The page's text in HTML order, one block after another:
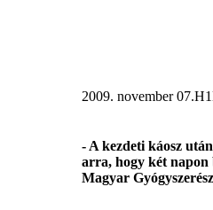
2009. november 07.
- A kezdeti káosz
arra, hogy két napon
Magyar